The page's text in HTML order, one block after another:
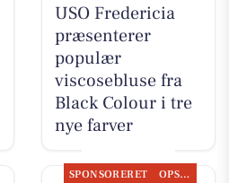
USO Fredericia
præsenterer
populær
viscosebluse fra
Black Colour i tre
nye farver
SPONSORERET OPSLAGSTAVLEN